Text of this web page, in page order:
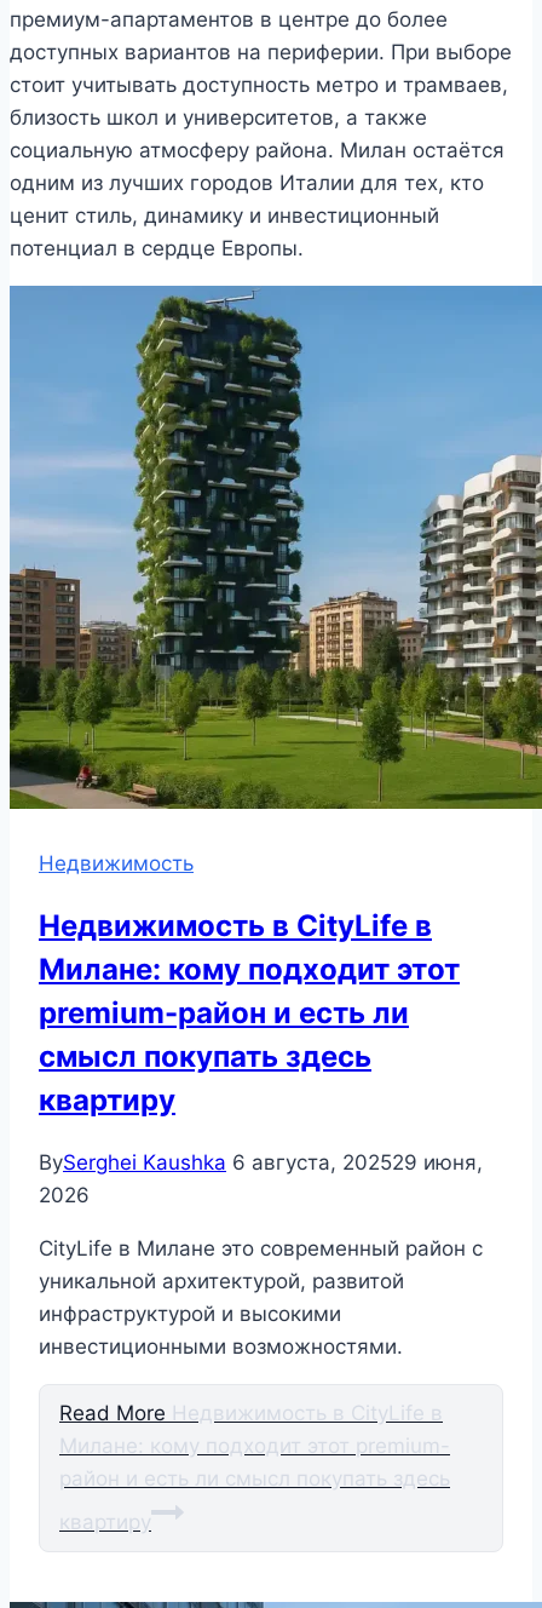
премиум-апартаментов в центре до более
доступных вариантов на периферии. При выборе
стоит учитывать доступность метро и трамваев,
близость школ и университетов, а также
социальную атмосферу района. Милан остаётся
одним из лучших городов Италии для тех, кто
ценит стиль, динамику и инвестиционный
потенциал в сердце Европы.
Недвижимость
Недвижимость в CityLife в
Милане: кому подходит этот
premium-район и есть ли
смысл покупать здесь
квартиру
BySerghei Kaushka 6 августа, 202529 июня,
2026
CityLife в Милане это современный район с
уникальной архитектурой, развитой
инфраструктурой и высокими
инвестиционными возможностями.​
Read More Недвижимость в CityLife в
Милане: кому подходит этот premium-
район и есть ли смысл покупать здесь
квартиру